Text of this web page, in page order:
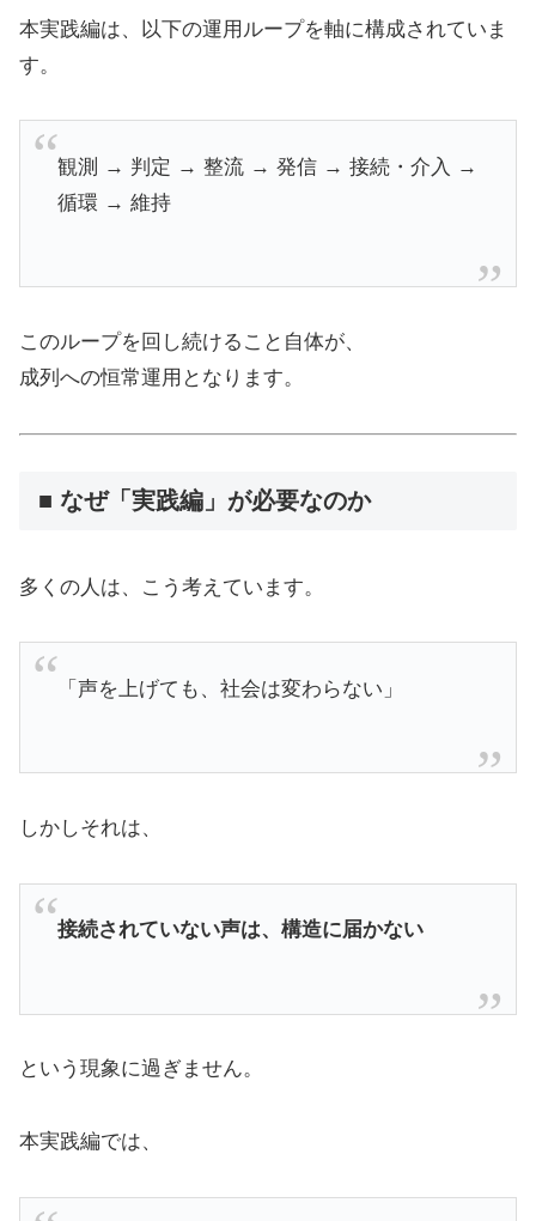
本実践編は、以下の運用ループを軸に構成されていま
す。
観測 → 判定 → 整流 → 発信 → 接続・介入 →
循環 → 維持
このループを回し続けること自体が、
成列への恒常運用となります。
■ なぜ「実践編」が必要なのか
多くの人は、こう考えています。
「声を上げても、社会は変わらない」
しかしそれは、
接続されていない声は、構造に届かない
という現象に過ぎません。
本実践編では、